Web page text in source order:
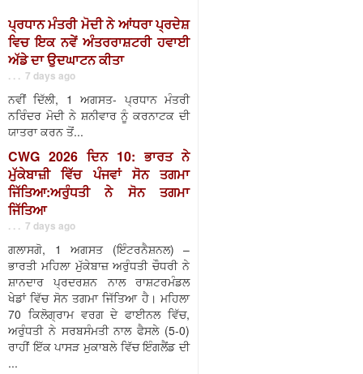
ਪ੍ਰਧਾਨ ਮੰਤਰੀ ਮੋਦੀ ਨੇ ਆਂਧਰਾ ਪ੍ਰਦੇਸ਼
ਵਿਚ ਇਕ ਨਵੇਂ ਅੰਤਰਰਾਸ਼ਟਰੀ ਹਵਾਈ
ਅੱਡੇ ਦਾ ਉਦਘਾਟਨ ਕੀਤਾ
. . . 7 days ago
ਨਵੀਂ ਦਿੱਲੀ, 1 ਅਗਸਤ- ਪ੍ਰਧਾਨ ਮੰਤਰੀ
ਨਰਿੰਦਰ ਮੋਦੀ ਨੇ ਸ਼ਨੀਵਾਰ ਨੂੰ ਕਰਨਾਟਕ ਦੀ
ਯਾਤਰਾ ਕਰਨ ਤੋਂ...
CWG 2026 ਦਿਨ 10: ਭਾਰਤ ਨੇ
ਮੁੱਕੇਬਾਜ਼ੀ ਵਿੱਚ ਪੰਜਵਾਂ ਸੋਨ ਤਗਮਾ
ਜਿੱਤਿਆ:ਅਰੁੰਧਤੀ ਨੇ ਸੋਨ ਤਗਮਾ
ਜਿੱਤਿਆ
. . . 7 days ago
ਗਲਾਸਗੋ, 1 ਅਗਸਤ (ਇੰਟਰਨੈਸ਼ਨਲ) –
ਭਾਰਤੀ ਮਹਿਲਾ ਮੁੱਕੇਬਾਜ਼ ਅਰੁੰਧਤੀ ਚੌਧਰੀ ਨੇ
ਸ਼ਾਨਦਾਰ ਪ੍ਰਦਰਸ਼ਨ ਨਾਲ ਰਾਸ਼ਟਰਮੰਡਲ
ਖੇਡਾਂ ਵਿੱਚ ਸੋਨ ਤਗਮਾ ਜਿੱਤਿਆ ਹੈ। ਮਹਿਲਾ
70 ਕਿਲੋਗ੍ਰਾਮ ਵਰਗ ਦੇ ਫਾਈਨਲ ਵਿੱਚ,
ਅਰੁੰਧਤੀ ਨੇ ਸਰਬਸੰਮਤੀ ਨਾਲ ਫੈਸਲੇ (5-0)
ਰਾਹੀਂ ਇੱਕ ਪਾਸੜ ਮੁਕਾਬਲੇ ਵਿੱਚ ਇੰਗਲੈਂਡ ਦੀ
...